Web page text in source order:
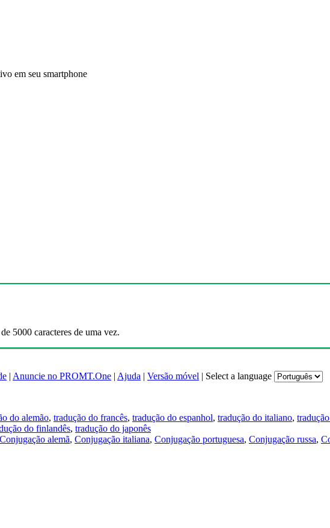
em seu smartphone
5000 caracteres de uma vez.
| Anuncie no PROMT.One | Ajuda | Versão móvel | Select a language
do alemão, tradução do francês, tradução do espanhol, tradução do italiano,
do finlandês, tradução do japonês
Conjugação alemã, Conjugação italiana, Conjugação portuguesa, Conjugação russa,